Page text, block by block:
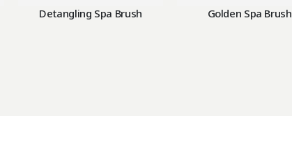
Detangling Spa Brush Golden Spa Brush